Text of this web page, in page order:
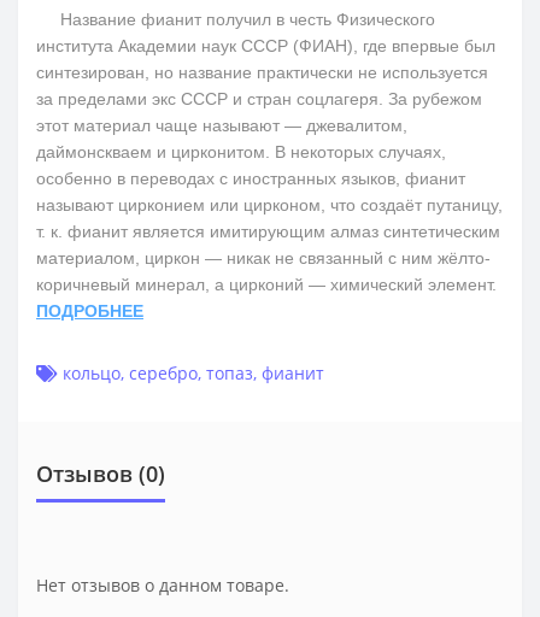
Название фианит получил в честь Физического
института Академии наук СССР (ФИАН), где впервые был
синтезирован, но название практически не используется
за пределами экс СССР и стран соцлагеря. За рубежом
этот материал чаще называют — джевалитом,
даймонскваем и цирконитом. В некоторых случаях,
особенно в переводах с иностранных языков, фианит
называют цирконием или цирконом, что создаёт путаницу,
т. к. фианит является имитирующим алмаз синтетическим
материалом, циркон — никак не связанный с ним жёлто-
коричневый минерал, а цирконий — химический элемент.
ПОДРОБНЕЕ
кольцо, серебро, топаз, фианит
Отзывов (0)
Нет отзывов о данном товаре.